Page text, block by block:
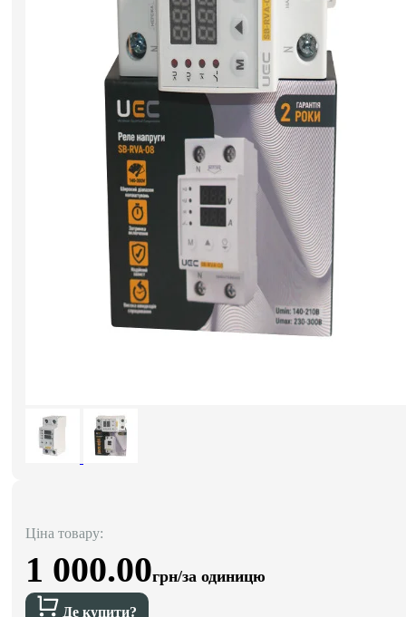
Ціна товару:
1 000.00грн/за одиницю
Де купити?